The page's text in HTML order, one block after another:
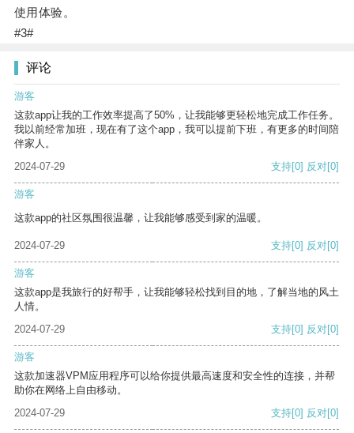
使用体验。
#3#
评论
游客
这款app让我的工作效率提高了50%，让我能够更轻松地完成工作任务。
我以前经常加班，现在有了这个app，我可以提前下班，有更多的时间陪
伴家人。
2024-07-29
支持[0] 反对[0]
游客
这款app的社区氛围很温馨，让我能够感受到家的温暖。
2024-07-29 支持[0] 反对[0]
游客
这款app是我旅行的好帮手，让我能够轻松找到目的地，了解当地的风土
人情。
2024-07-29
支持[0] 反对[0]
游客
这款加速器VPM应用程序可以给你提供最高速度和安全性的连接，并帮
助你在网络上自由移动。
2024-07-29
支持[0] 反对[0]